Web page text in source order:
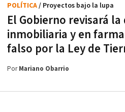
El Gobierno revisará
inmobiliaria y en
falso por la Ley de
POLÍTICA/ Proyectos bajo la lupa
PorMariano Obarrio